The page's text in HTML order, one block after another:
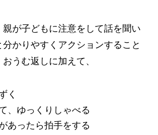
親が子どもに注意をして話を聞い
かりやすくアクションすること
うむ返しに加えて、
く
、ゆっくりしゃべる
あったら拍手をする